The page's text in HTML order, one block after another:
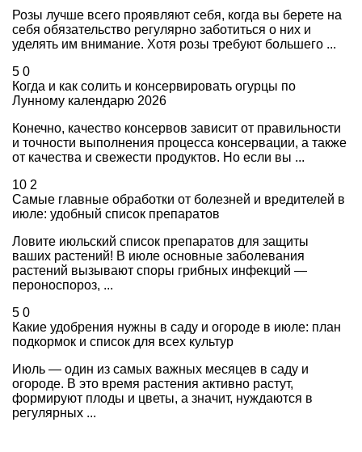
Розы лучше всего проявляют себя, когда вы берете на
себя обязательство регулярно заботиться о них и
уделять им внимание. Хотя розы требуют большего ...
5 0
Когда и как солить и консервировать огурцы по
Лунному календарю 2026
Конечно, качество консервов зависит от правильности
и точности выполнения процесса консервации, а также
от качества и свежести продуктов. Но если вы ...
10 2
Самые главные обработки от болезней и вредителей в
июле: удобный список препаратов
Ловите июльский список препаратов для защиты
ваших растений! В июле основные заболевания
растений вызывают споры грибных инфекций —
пероноспороз, ...
5 0
Какие удобрения нужны в саду и огороде в июле: план
подкормок и список для всех культур
Июль — один из самых важных месяцев в саду и
огороде. В это время растения активно растут,
формируют плоды и цветы, а значит, нуждаются в
регулярных ...